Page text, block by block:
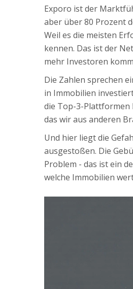
Exporo ist der
aber über 80 Prozent
Weil es die meisten
kennen. Das ist der
mehr Investoren
Die Zahlen sprechen
in Immobilien
die Top-3-Plattformen
das wir aus anderen
Und hier liegt die
ausgestoßen. Die
Problem - das ist ein
welche Immobilien